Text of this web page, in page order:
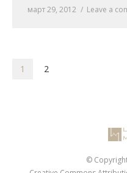
март 29, 2012 Leave a
1 2
©